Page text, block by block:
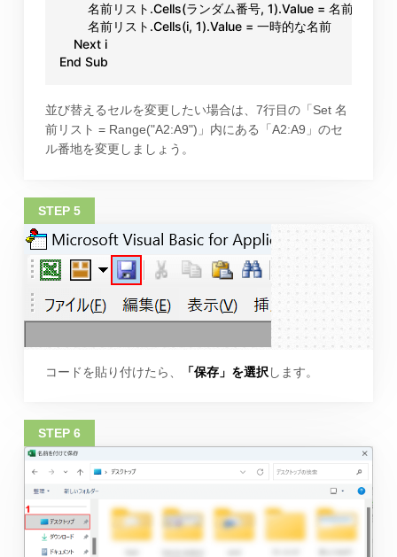
名前リスト.Cells(ランダム番号, 1).Value = 名前リスト
        名前リスト.Cells(i, 1).Value = 一時的な名前
    Next i
End Sub
並び替えるセルを変更したい場合は、7行目の「Set 名
前リスト = Range("A2:A9")」内にある「A2:A9」のセ
ル番地を変更しましょう。
コードを貼り付けたら、 「保存」を選択 します。